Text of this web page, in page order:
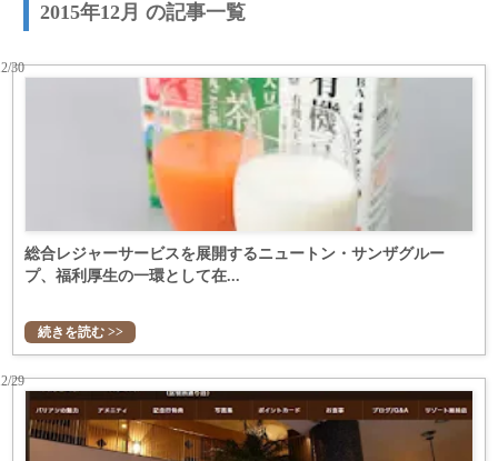
2015年12月 の記事一覧
総合レジャーサービスを展開するニュートン・サンザグルー
プ、福利厚生の一環として在...
30
続きを読む >>
29